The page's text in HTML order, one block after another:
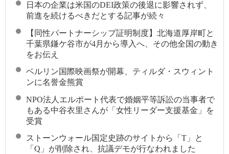
日本の企業は米国のDEI政策の後退に影響されず、
前進を続けるべきだとする記事が続々
【同性パートナーシップ証明制度】北海道厚岸町と
千葉県鎌ケ谷市が4月から導入へ、その他全国の動き
をお伝え
ベルリン国際映画祭が開幕、ティルダ・スウィント
ンに名誉金熊賞
NPO法人エルポート代表で婚姻平等訴訟の当事者で
もある中谷衣里さんが「女性リーダー支援基金」を
受賞
ストーンウォール国定史跡のサイトから「T」と
「Q」が削除され、抗議デモが行なわれました